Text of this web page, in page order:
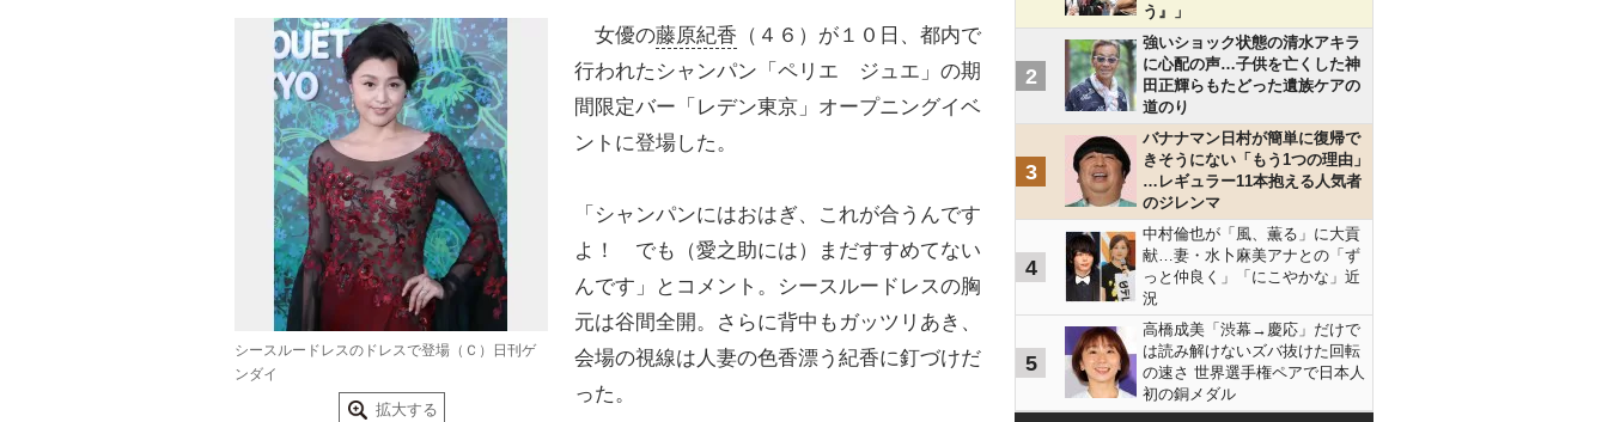
シースルードレスのドレスで登場（Ｃ）日刊ゲ
ンダイ
拡大する
女優の藤原紀香 （４６）が１０日、都内で
行われたシャンパン「ペリエ ジュエ」の期
間限定バー「レデン東京」オープニングイベ
ントに登場した。
「シャンパンにはおはぎ、これが合うんです
よ！ でも（愛之助には）まだすすめてない
んです」とコメント。シースルードレスの胸
元は谷間全開。さらに背中もガッツリあき、
会場の視線は人妻の色香漂う紀香に釘づけだ
った。
う』」
2
強いショック状態の清水アキラ
に心配の声…子供を亡くした神
田正輝らもたどった遺族ケアの
道のり
3
バナナマン日村が簡単に復帰で
きそうにない「もう1つの理由」
…レギュラー11本抱える人気者
のジレンマ
4
中村倫也が「風、薫る」に大貢
献…妻・水卜麻美アナとの「ず
っと仲良く」「にこやかな」近
況
5
高橋成美「渋幕→慶応」だけで
は読み解けないズバ抜けた回転
の速さ 世界選手権ペアで日本人
初の銅メダル